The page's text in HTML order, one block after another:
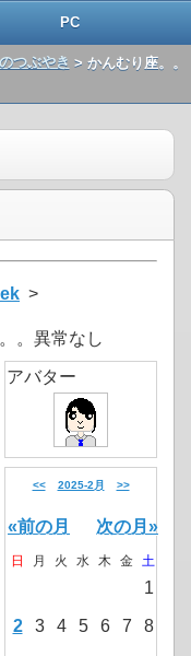
PC
つぶやき > かんむり座。。
>
。異常なし
アバター
<< 2025-2月 >>
«前の月 次の月»
日 月 火 水 木 金 土
1
2 3 4 5 6 7 8